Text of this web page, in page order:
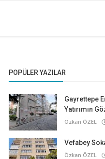
POPÜLER YAZILAR
Gayrettepe
Yatırımın
Özkan ÖZEL
Vefabey
Özkan ÖZEL